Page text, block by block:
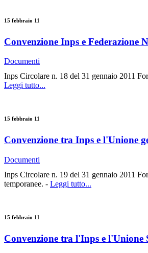
15 febbraio 11
Convenzione Inps e
Documenti
Inps Circolare n. 18 del 31 gennaio 2011
Leggi tutto...
15 febbraio 11
Convenzione tra Inps e l'Unione
Documenti
Inps Circolare n. 19 del 31 gennaio 2011
temporanee. - Leggi tutto...
15 febbraio 11
Convenzione tra l'Inps e